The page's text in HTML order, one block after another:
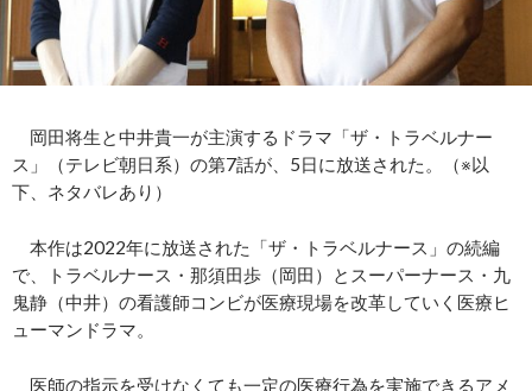
岡田将生と中井貴一が主演するドラマ「ザ・トラベルナー
ス」（テレビ朝日系）の第7話が、5日に放送された。（※以
下、ネタバレあり）
本作は2022年に放送された「ザ・トラベルナース」の続編
で、トラベルナース・那須田歩（岡田）とスーパーナース・九
鬼静（中井）の看護師コンビが医療現場を改革していく医療ヒ
ューマンドラマ。
医師の指示を受けなくても一定の医療行為を実施できるアメ